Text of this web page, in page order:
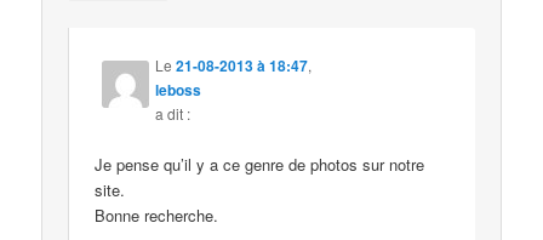
Le21-08-2013 à 18:47,
leboss
a dit :
Je pense qu’il y a ce genre de photos sur notre
site.
Bonne recherche.